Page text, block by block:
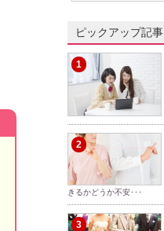
ピックアップ記事
1
2
きるかどうか不安･･･
3